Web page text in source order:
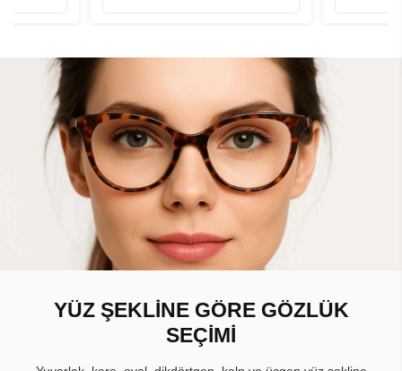
YÜZ ŞEKLİNE GÖRE GÖZLÜK
SEÇİMİ